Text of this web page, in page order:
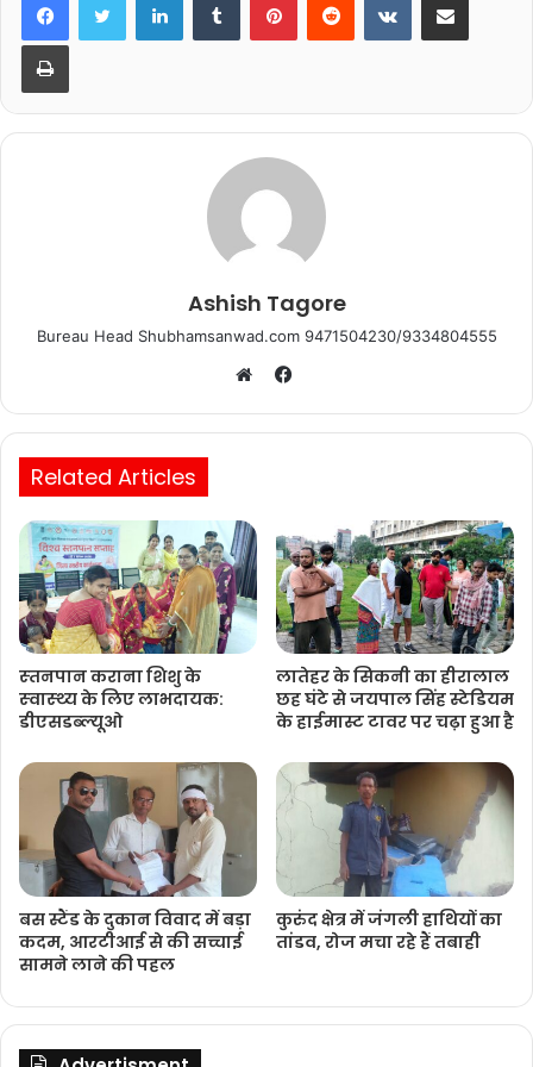
b
o
o
A
p
Print
Ashish Tagore
Bureau Head Shubhamsanwad.com 9471504230/9334804555
Facebook
Related Articles
स्‍तनपान कराना शिशु के
स्‍वास्‍थ्‍य के लिए लाभदायक:
डीएसडब्‍ल्‍यूओ
लातेहर के सिकनी का हीरालाल
छह घंटे से जयपाल सिंह स्टेडियम
के हाईमास्ट टावर पर चढ़ा हुआ है
बस स्टैंड के दुकान विवाद में बड़ा
कदम, आरटीआई से की सच्चाई
सामने लाने की पहल
कुरुंद क्षेत्र में जंगली हाथियों का
तांडव, रोज मचा रहे हैं तबाही